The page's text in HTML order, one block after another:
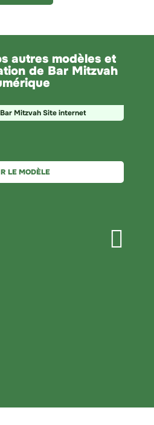
autres modèles et
de Bar Mitzvah
MitzvahSite internet
LE MODÈLE